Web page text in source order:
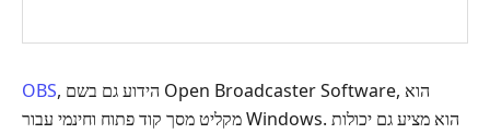
OBS, הידוע גם בשם Open Broadcaster Software, הוא
מקליט מסך קוד פתוח וחינמי עבור Windows. הוא מציע גם יכולות